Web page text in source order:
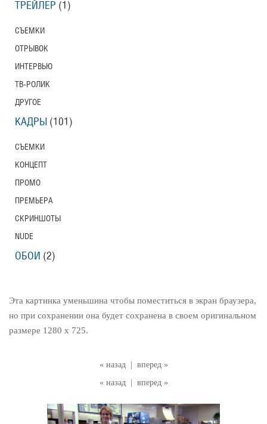
« назад
вперед »
« назад
вперед »
Эта картинка уменьшина чтобы поместиться в экран браузера,
но при сохранении она будет сохранена в своем оригинальном
размере 1280 x 725.
ТРЕЙЛЕР (1)
СЪЕМКИ
ОТРЫВОК
ИНТЕРВЬЮ
ТВ-РОЛИК
ДРУГОЕ
КАДРЫ (101)
СЪЕМКИ
КОНЦЕПТ
ПРОМО
ПРЕМЬЕРА
СКРИНШОТЫ
NUDE
ОБОИ (2)